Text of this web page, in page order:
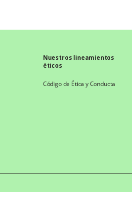
Nuestros lineamientos
éticos
Código de Ética y Conducta